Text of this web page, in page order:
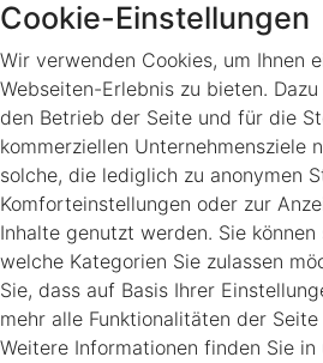
Cookie-Einstellungen
Wir verwenden Cookies, um Ihnen
Webseiten-Erlebnis zu bieten.
den Betrieb der Seite und für die
kommerziellen Unternehmensziele
solche, die lediglich zu anonymen
Komforteinstellungen oder zur
Inhalte genutzt werden. Sie
welche Kategorien Sie zulassen
Sie, dass auf Basis Ihrer
mehr alle Funktionalitäten der
Weitere Informationen finden Sie in